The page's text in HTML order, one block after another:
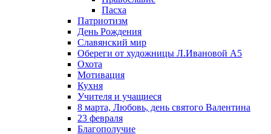
Пасха
Патриотизм
День Рождения
Славянский мир
Обереги от художницы Л.Ивановой А5
Охота
Мотивация
Кухня
Учителя и учащиеся
8 марта, Любовь, день святого Валентина
23 февраля
Благополучие